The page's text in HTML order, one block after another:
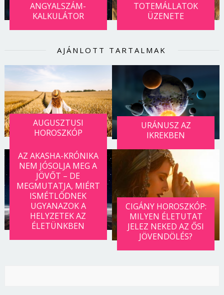
ANGYALSZÁM-
KALKULÁTOR
TOTEMÁLLATOK
ÜZENETE
AJÁNLOTT TARTALMAK
AUGUSZTUSI
HOROSZKÓP
URÁNUSZ AZ
IKREKBEN
AZ AKASHA-KRÓNIKA
NEM JÓSOLJA MEG A
JÖVŐT – DE
MEGMUTATJA, MIÉRT
ISMÉTLŐDNEK
UGYANAZOK A
HELYZETEK AZ
ÉLETÜNKBEN
CIGÁNY HOROSZKÓP:
MILYEN ÉLETUTAT
JELEZ NEKED AZ ŐSI
JÖVENDÖLÉS?